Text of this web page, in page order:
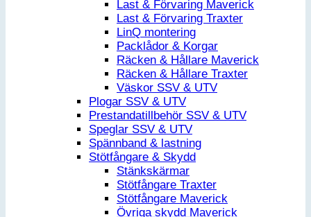
Last & Förvaring Maverick
Last & Förvaring Traxter
LinQ montering
Packlådor & Korgar
Räcken & Hållare Maverick
Räcken & Hållare Traxter
Väskor SSV & UTV
Plogar SSV & UTV
Prestandatillbehör SSV & UTV
Speglar SSV & UTV
Spännband & lastning
Stötfångare & Skydd
Stänkskärmar
Stötfångare Traxter
Stötfångare Maverick
Övriga skydd Maverick